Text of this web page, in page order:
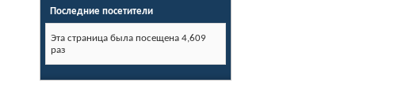
Последние посетители
Эта страница была посещена 4,609
раз